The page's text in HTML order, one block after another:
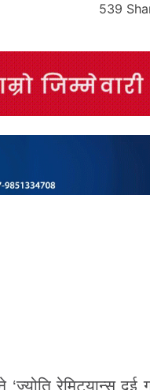
539
रेमिट्यान्स दुई